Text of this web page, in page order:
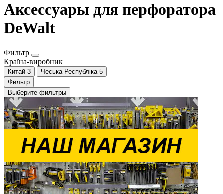
Аксессуары для перфоратора
DeWalt
Фильтр
Країна-виробник
Китай 3 Чеська Республіка 5
Фильтр
Выберите фильтры